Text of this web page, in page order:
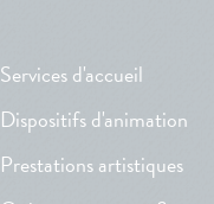
Services d'accueil
Dispositifs d'animation
Prestations artistiques